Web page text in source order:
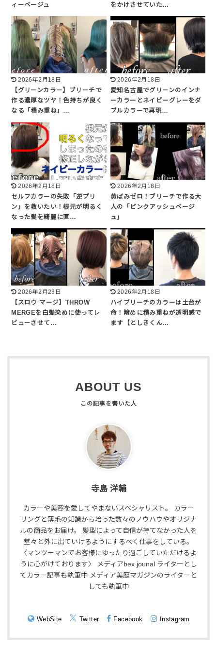
ィーベージュ
をかけさせていた…
2026年2月18日
【グリーンカラー】ブリーチで
作る濃厚なツヤ！色持ちが良く
なる「積み重ね」…
2026年2月18日
愛知名古屋でグリーンのインナ
ーカラーとネイビーグレーをダ
ブルカラーで再現…
2026年2月18日
セルフカラーの失敗「逆プリ
ン」を救いたい！根元が明るく
なった髪を綺麗に直…
2026年2月18日
黄ばみゼロ！ブリーチで作る大
人の「ピンクアッシュベージ
ュ」
2026年2月23日
【スロウ マージ】THROW
MERGEを白髪染めに使ってレ
ビューさせて…
2026年2月18日
ハイブリーチのカラーは土台が
命！暗めに積み重ねが透明感で
ます【としきくん…
ABOUT US
寺島 洋輔
カラーや美容を愛してやまないスペシャリスト。 カラー
リングと薄毛の知識から培った数々のノウハウやオリジナ
ルの商品をお届け。 髪型によって自信が持てなかった人を
堂々と外に出ていけるようにするべく仕事をしている。
〈マンツーマンでお客様にゆったり過ごしていただけるよ
うに心がけております〉 メディアbex jounal ライターとし
てカラー記事も執筆中 メディア美歴マガジンのライターと
しても執筆中
WebSite Twitter Facebook Instagram